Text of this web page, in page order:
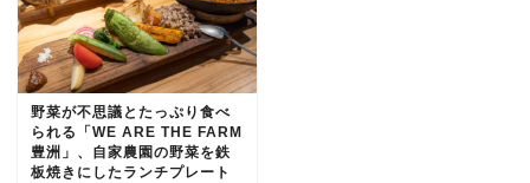
野菜が不思議とたっぷり食べ
られる「WE ARE THE FARM
豊洲」、自家農園の野菜を鉄
板焼きにしたランチプレート